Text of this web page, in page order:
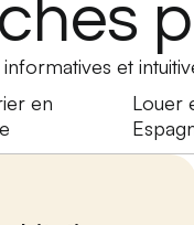
et
en
Louer